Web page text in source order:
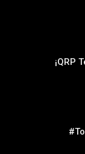
¡QRP